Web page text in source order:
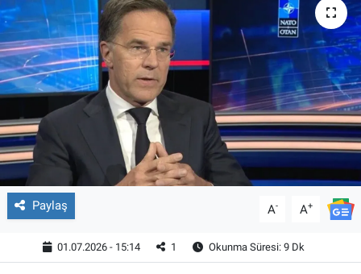
Paylaş A- A+
01.07.2026 - 15:14 1 Okunma Süresi: 9 Dk